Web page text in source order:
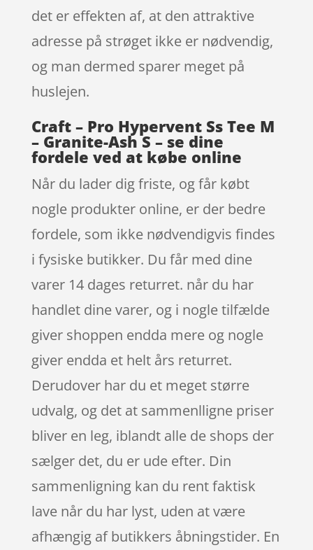
det er effekten af, at den attraktive
adresse på strøget ikke er nødvendig,
og man dermed sparer meget på
huslejen.
Craft – Pro Hypervent Ss Tee M
– Granite-Ash S – se dine
fordele ved at købe online
Når du lader dig friste, og får købt
nogle produkter online, er der bedre
fordele, som ikke nødvendigvis findes
i fysiske butikker. Du får med dine
varer 14 dages returret. når du har
handlet dine varer, og i nogle tilfælde
giver shoppen endda mere og nogle
giver endda et helt års returret.
Derudover har du et meget større
udvalg, og det at sammenlligne priser
bliver en leg, iblandt alle de shops der
sælger det, du er ude efter. Din
sammenligning kan du rent faktisk
lave når du har lyst, uden at være
afhængig af butikkers åbningstider. En